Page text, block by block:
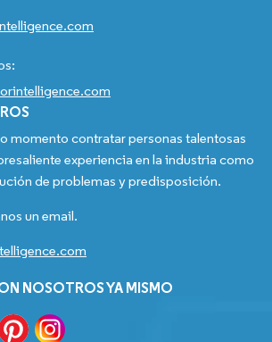
momento contratar personas talentosas
experiencia en la industria como
de problemas y predisposición.
un email.
NOSOTROS YA MISMO